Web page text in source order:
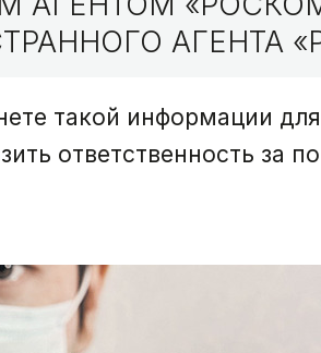
АГЕНТА
такой информации
ответственность за